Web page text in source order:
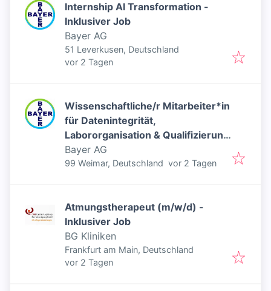
Internship AI Transformation -
Inklusiver Job
Bayer AG
51 Leverkusen, Deutschland
Veröffentlicht
vor 2 Tagen
Wissenschaftliche/r Mitarbeiter*in
für Datenintegrität,
Labororganisation & Qualifizierung
(w/m/d) - Inklusiver Job
Bayer AG
99 Weimar, Deutschland Veröffentlicht
vor 2 Tagen
Atmungstherapeut (m/w/d) -
Inklusiver Job
BG Kliniken
Frankfurt am Main, Deutschland
Veröffentlicht
vor 2 Tagen